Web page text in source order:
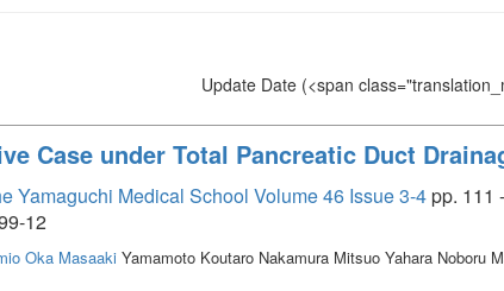
Update Date (<span
Case under Total Pancreatic Duct
Yamaguchi Medical School Volume 46 Issue 3-4pp. 111
12
Oka Masaaki Yamamoto Koutaro Nakamura Mitsuo Yahara Noboru